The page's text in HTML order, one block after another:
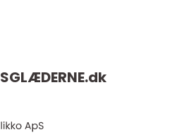
dk